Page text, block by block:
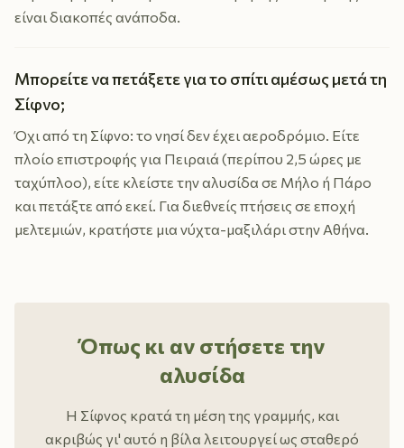
είναι διακοπές ανάποδα.
Μπορείτε να πετάξετε για το σπίτι αμέσως μετά τη
Σίφνο;
Όχι από τη Σίφνο: το νησί δεν έχει αεροδρόμιο. Είτε
πλοίο επιστροφής για Πειραιά (περίπου 2,5 ώρες με
ταχύπλοο), είτε κλείστε την αλυσίδα σε Μήλο ή Πάρο
και πετάξτε από εκεί. Για διεθνείς πτήσεις σε εποχή
μελτεμιών, κρατήστε μια νύχτα-μαξιλάρι στην Αθήνα.
Όπως κι αν στήσετε την
αλυσίδα
Η Σίφνος κρατά τη μέση της γραμμής, και
ακριβώς γι' αυτό η βίλα λειτουργεί ως σταθερό